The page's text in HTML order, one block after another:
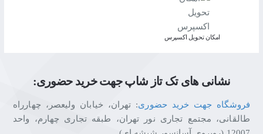
اﻣﮑﺎن ﺗﺤﻮﯾﻞ اﮐﺴﭙﺮس
نشانی های تک تاز شاپ جهت خرید حضوری:
فروشگاه جهت خرید حضوری: تهران، خیابان ولیعصر، چهارراه
طالقانی، مجتمع تجاری نور تهران، طبقه تجاری چهارم، واحد